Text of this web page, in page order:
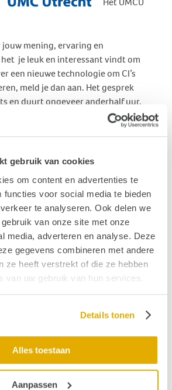
gebruik van cookies
om content en advertenties te
functies voor social media te bieden
te analyseren. Ook delen we
van onze site met onze
media, adverteren en analyse. Deze
gegevens combineren met andere
ze heeft verstrekt of die ze hebben
van uw gebruik van hun services.
Details tonen
Alles toestaan
Aanpassen
mening, ervaring en
je leuk en interessant vindt om
een nieuwe technologie om CI’s
meld je dan aan. Het gesprek
en duurt ongeveer anderhalf uur.
in deelname of wil je meer
Odile van Stuijvenberg, MA, MSc.
2@umcutrecht.nl. Lees hier
project
2022
ontwikkelingen eenvoudig via